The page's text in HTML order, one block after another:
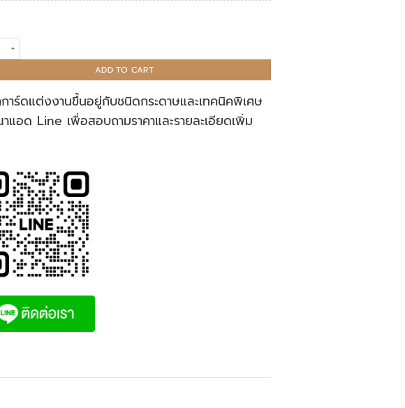
ต่งงาน R17-076 quantity
ADD TO CART
การ์ดแต่งงานขึ้นอยู่กับชนิดกระดาษและเทคนิคพิเศษ
แอด Line เพื่อสอบถามราคาและรายละเอียดเพิ่ม